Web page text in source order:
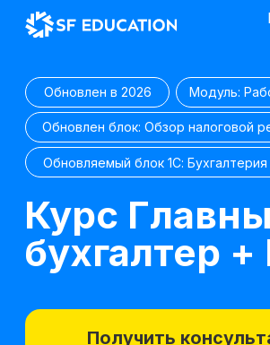
Вход в личный
кабинет
Обновлен блок: Обзор налоговой реформы в 2026
Обновляемый блок 1С: Бухгалтерия - апрель 2026
Курс Главный
бухгалтер + ИИ